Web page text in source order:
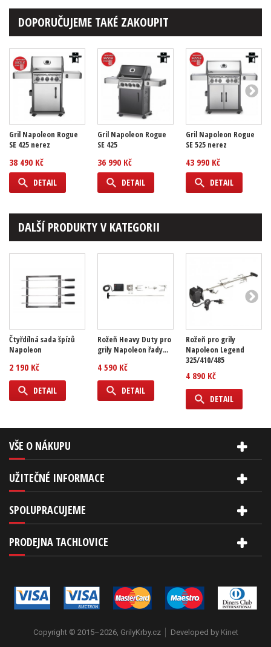
DOPORUČUJEME TAKÉ ZAKOUPIT
Gril Napoleon Rogue
SE 425 nerez
38 490 Kč
DETAIL
Gril Napoleon Rogue
SE 425
36 990 Kč
DETAIL
Gril Napoleon Rogue
SE 525 nerez
43 990 Kč
DETAIL
DALŠÍ PRODUKTY V KATEGORII
Čtyřdílná sada špízů
Napoleon
2 190 Kč
DETAIL
Rožeň Heavy Duty pro
grily Napoleon řady...
4 590 Kč
DETAIL
Rožeň pro grily
Napoleon Legend
325/410/485
4 890 Kč
DETAIL
VŠE O NÁKUPU
UŽITEČNÉ INFORMACE
SPOLUPRACUJEME
PRODEJNA TACHLOVICE
Copyright © 2015–2026, GrilyKrby.cz Developed by Kinet